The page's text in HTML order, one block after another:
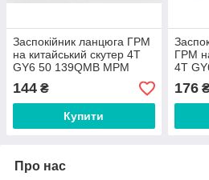
Заспокійник ланцюга ГРМ
на китайський скутер 4T
GY6 50 139QMB МРM
144 ₴
Купити
ГРМ
4T
176
Про нас